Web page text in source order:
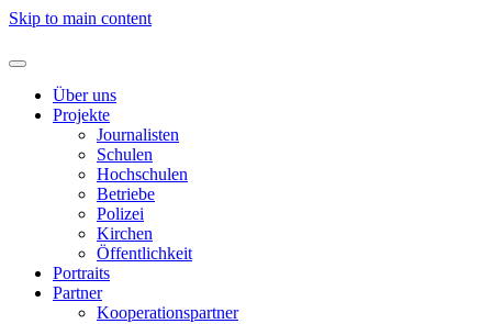
Skip to main content
Über uns
Projekte
Journalisten
Schulen
Hochschulen
Betriebe
Polizei
Kirchen
Öffentlichkeit
Portraits
Partner
Kooperationspartner